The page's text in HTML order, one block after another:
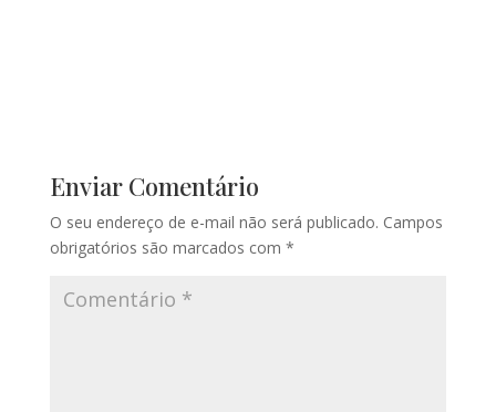
Enviar Comentário
O seu endereço de e-mail não será publicado. Campos
obrigatórios são marcados com *